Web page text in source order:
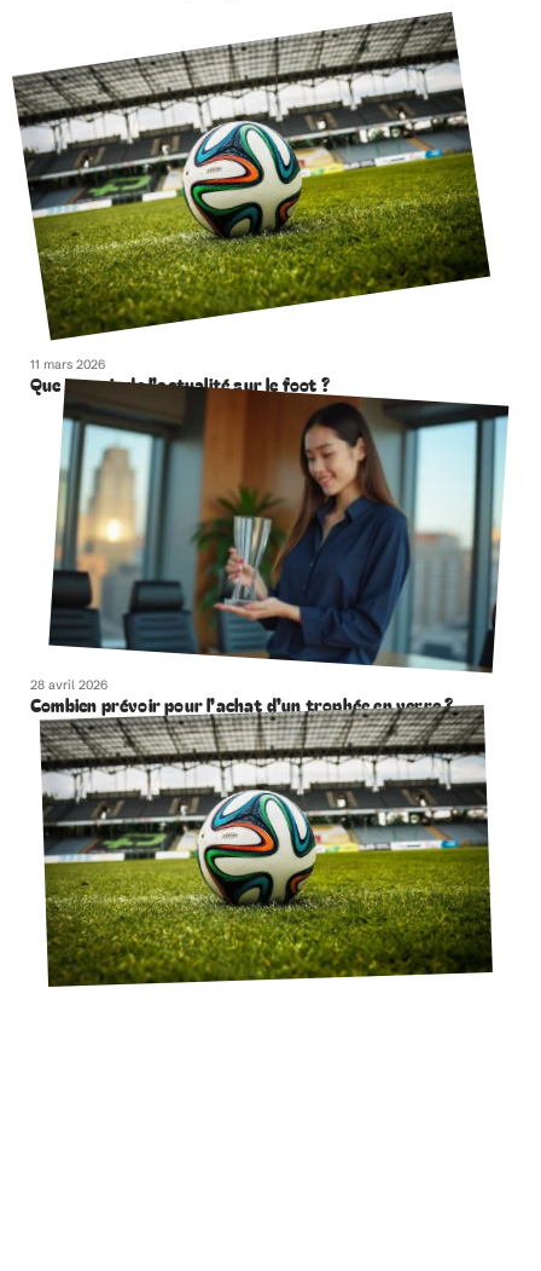
11 mars 2026
Que retenir de l’actualité sur le foot ?
28 avril 2026
Combien prévoir pour l’achat d’un trophée en verre ?